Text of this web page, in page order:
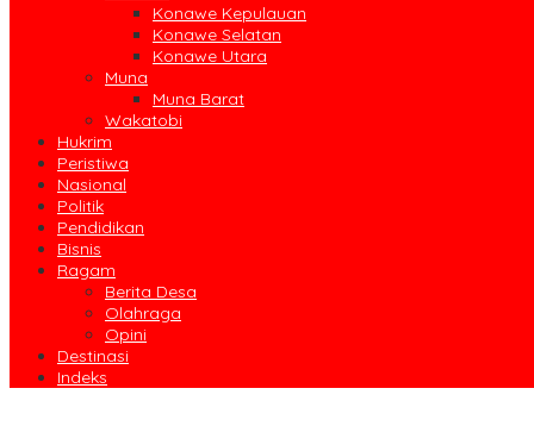
Konawe Kepulauan
Konawe Selatan
Konawe Utara
Muna
Muna Barat
Wakatobi
Hukrim
Peristiwa
Nasional
Politik
Pendidikan
Bisnis
Ragam
Berita Desa
Olahraga
Opini
Destinasi
Indeks